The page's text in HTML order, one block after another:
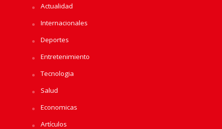
Actualidad
Internacionales
Deportes
Entretenimiento
Tecnologia
Salud
Economicas
Artículos